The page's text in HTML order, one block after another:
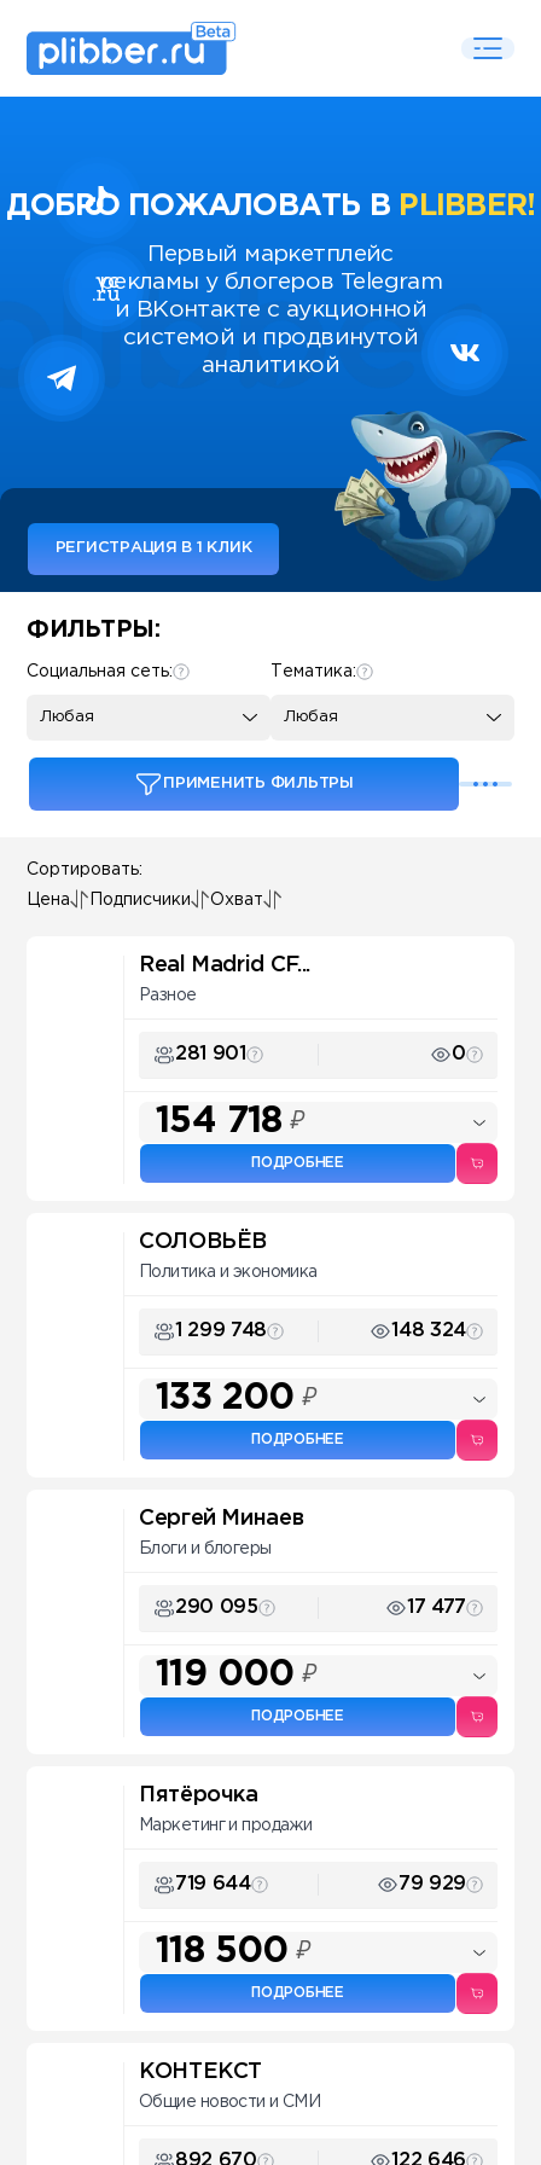
ДОБРО ПОЖАЛОВАТЬ В PLIBBER!
Первый маркетплейс
рекламы у блогеров Telegram
и ВКонтакте с аукционной
системой и продвинутой
аналитикой
РЕГИСТРАЦИЯ В 1 КЛИК
Some SEO Title
ФИЛЬТРЫ:
Тематика:
Любая
Социальная сеть:
Любая
ПРИМЕНИТЬ ФИЛЬТРЫ
Сортировать:
Цена Подписчики Охват
Real Madrid CF...
Разное
281 901 0
154 718 ₽
ПОДРОБНЕЕ
СОЛОВЬЁВ
Политика и экономика
1 299 748 148 324
133 200 ₽
ПОДРОБНЕЕ
Сергей Минаев
Блоги и блогеры
290 095 17 477
119 000 ₽
ПОДРОБНЕЕ
Пятёрочка
Маркетинг и продажи
719 644 79 929
118 500 ₽
ПОДРОБНЕЕ
КОНТЕКСТ
Общие новости и СМИ
892 670 122 646